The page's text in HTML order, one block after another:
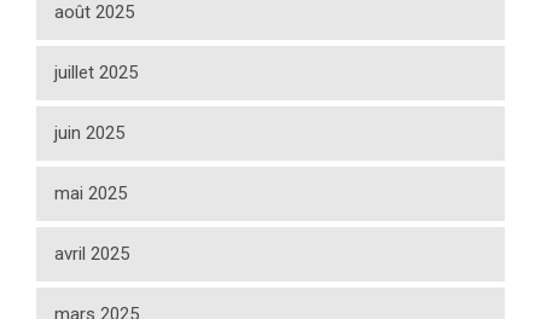
août 2025
juillet 2025
juin 2025
mai 2025
avril 2025
mars 2025